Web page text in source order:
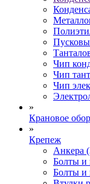
Чип
Чип
Чип
»
Крановое
»
Крепеж
Анкера
Болты и
Болты и